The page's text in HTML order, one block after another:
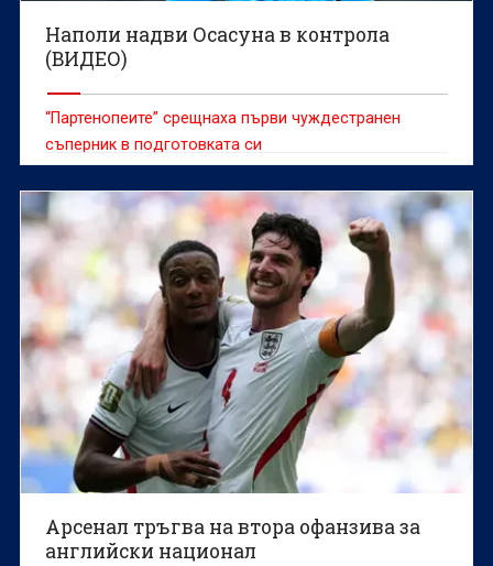
Наполи надви Осасуна в контрола
(ВИДЕО)
“Партенопеите” срещнаха първи чуждестранен
съперник в подготовката си
Арсенал тръгва на втора офанзива за
английски национал